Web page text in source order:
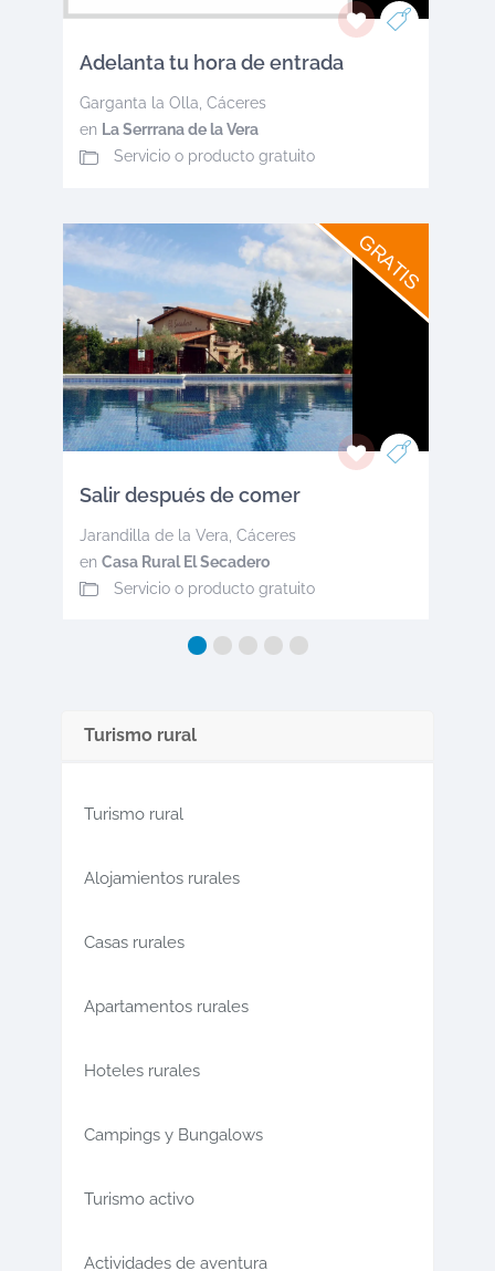
Adelanta tu hora de entrada
Garganta la Olla Cáceres
en La Serrrana de la Vera
Servicio o producto gratuito
GRATIS
Salir después de comer
Jarandilla de la Vera Cáceres
en Casa Rural El Secadero
Servicio o producto gratuito
Turismo rural
Turismo rural
Alojamientos rurales
Casas rurales
Apartamentos rurales
Hoteles rurales
Campings y Bungalows
Turismo activo
Actividades de aventura